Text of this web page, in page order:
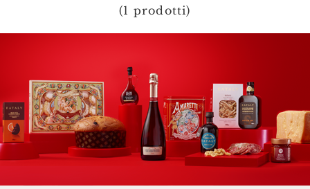
(1 prodotti)
Gastronomia Falcone
Giusti
Gli Aironi
Gratifico